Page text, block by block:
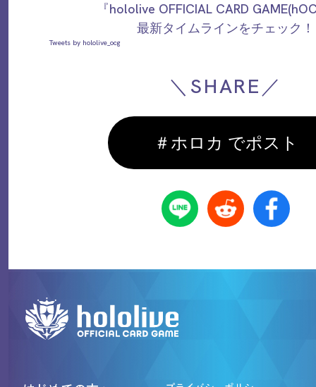
『hololive OFFICIAL CARD
最新タイムラインをチェック！
Tweets by hololive_ocg
＼SHARE／
＃ホロカ でポスト